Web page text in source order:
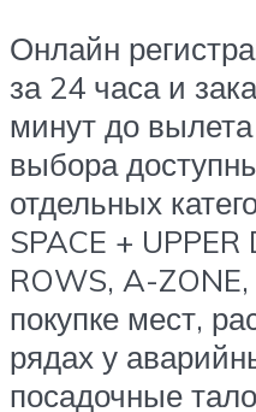
Онлайн
за 24 часа и
минут до
выбора
отдельных
SPACE + UPPER
ROWS, A-
покупке мест,
рядах у
посадочные